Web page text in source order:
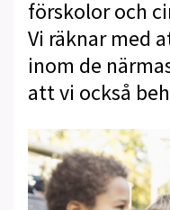
förskolor och
Vi räknar med
inom de
att vi också